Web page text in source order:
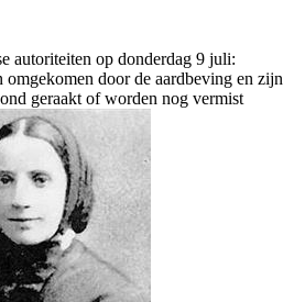
autoriteiten op donderdag 9 juli:
door de aardbeving en zijn
geraakt of worden nog vermist